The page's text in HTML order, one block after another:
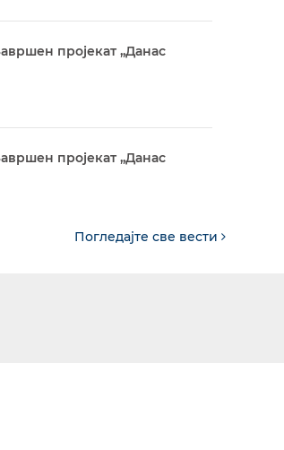
пројекат „Данас
пројекат „Данас
Погледајте све вести